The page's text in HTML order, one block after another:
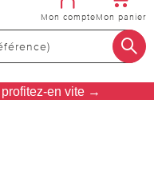
Mon compteMon panier
en vite →